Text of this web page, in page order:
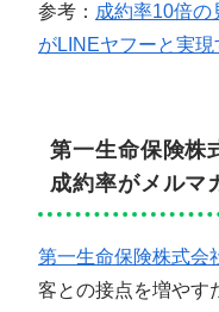
参考： 成約率10倍の
がLINEヤフーと実
第一生命保険株
成約率がメルマ
第一生命保険株式会
客との接点を増やす